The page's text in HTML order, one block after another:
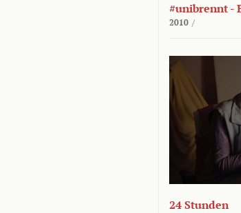
#unibrennt -
2010 /
24 Stunden